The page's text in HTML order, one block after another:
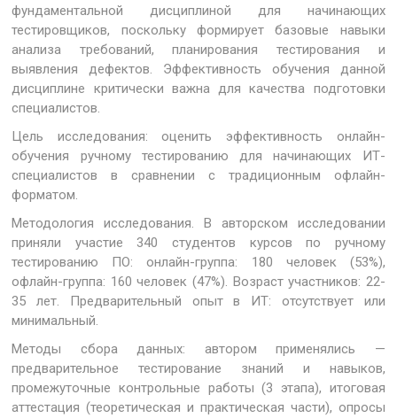
фундаментальной дисциплиной для начинающих
тестировщиков, поскольку формирует базовые навыки
анализа требований, планирования тестирования и
выявления дефектов. Эффективность обучения данной
дисциплине критически важна для качества подготовки
специалистов.
Цель исследования: оценить эффективность онлайн-
обучения ручному тестированию для начинающих ИТ-
специалистов в сравнении с традиционным офлайн-
форматом.
Методология исследования. В авторском исследовании
приняли участие 340 студентов курсов по ручному
тестированию ПО: онлайн-группа: 180 человек (53%),
офлайн-группа: 160 человек (47%). Возраст участников: 22-
35 лет. Предварительный опыт в ИТ: отсутствует или
минимальный.
Методы сбора данных: автором применялись —
предварительное тестирование знаний и навыков,
промежуточные контрольные работы (3 этапа), итоговая
аттестация (теоретическая и практическая части), опросы